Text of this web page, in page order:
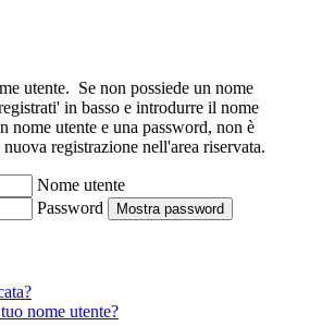
utente. Se non possiede un nome
in basso e introdurre il nome
nome utente e una password, non è
registrazione nell'area riservata.
Nome utente
Password
Mostra password
nome utente?